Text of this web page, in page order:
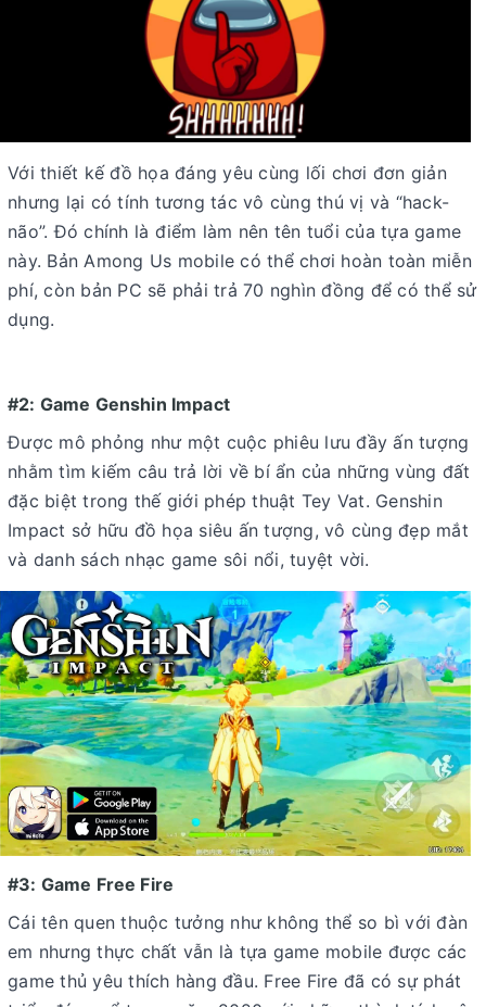
Với thiết kế đồ họa đáng yêu cùng lối chơi đơn giản
nhưng lại có tính tương tác vô cùng thú vị và “hack-
não”. Đó chính là điểm làm nên tên tuổi của tựa game
này. Bản Among Us mobile có thể chơi hoàn toàn miễn
phí, còn bản PC sẽ phải trả 70 nghìn đồng để có thể sử
dụng.
#2: Game Genshin Impact
Được mô phỏng như một cuộc phiêu lưu đầy ấn tượng
nhằm tìm kiếm câu trả lời về bí ẩn của những vùng đất
đặc biệt trong thế giới phép thuật Tey Vat. Genshin
Impact sở hữu đồ họa siêu ấn tượng, vô cùng đẹp mắt
và danh sách nhạc game sôi nổi, tuyệt vời.
#3: Game Free Fire
Cái tên quen thuộc tưởng như không thể so bì với đàn
em nhưng thực chất vẫn là tựa game mobile được các
game thủ yêu thích hàng đầu. Free Fire đã có sự phát